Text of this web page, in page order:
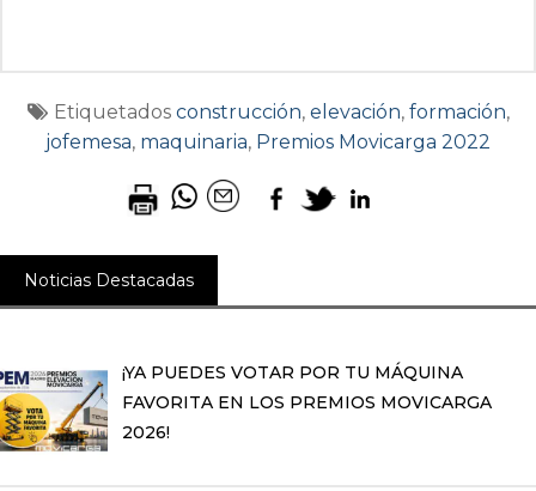
Etiquetados construcción, elevación, formación,
jofemesa, maquinaria, Premios Movicarga 2022
Noticias Destacadas
¡YA PUEDES VOTAR POR TU MÁQUINA
FAVORITA EN LOS PREMIOS MOVICARGA
2026!